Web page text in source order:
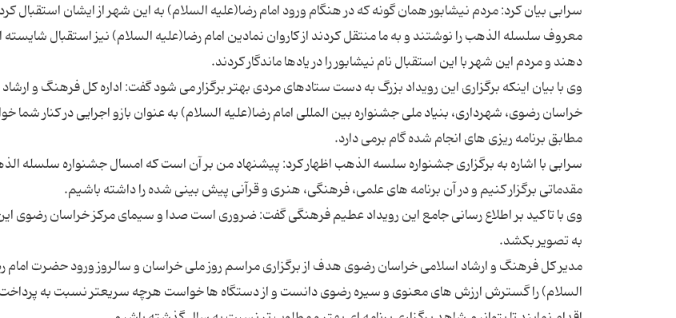
سرابی بیان كرد: مردم نیشابور همان گونه که در هنگام ورود امام رضا(علیه السلام) به این شهر از ایشان استقبال
معروف سلسله الذهب را نوشتند و به ما منتقل کردند از کاروان نمادین امام رضا(علیه السلام) نیز استقبال شایسته
وی با بیان اینکه برگزاری این رویداد بزرگ به دست ستادهای مردی بهتر برگزار می شود گفت: اداره کل فرهنگ و
خراسان رضوی، شهرداری، بنیاد ملی جشنواره بین المللی امام رضا(علیه السلام) به عنوان بازو اجرایی در کنار شما
سرابی با اشاره به برگزاری جشنواره سلسه الذهب اظهار کرد: پیشنهاد من بر آن است که امسال جشنواره سلسله
وی با تاکید بر اطلاع رسانی جامع این رویداد عطیم فرهنگی گفت: ضروری است صدا و سیمای مرکز خراسان رضوی این
مدیر کل فرهنگ و ارشاد اسلامی خراسان رضوی هدف از برگزاری مراسم روز ملی خراسان و سالروز ورود حضرت امام
السلام) را گسترش ارزش های معنوی و سیره رضوی دانست و از دستگاه ها خواست هرچه سریعتر نسبت به